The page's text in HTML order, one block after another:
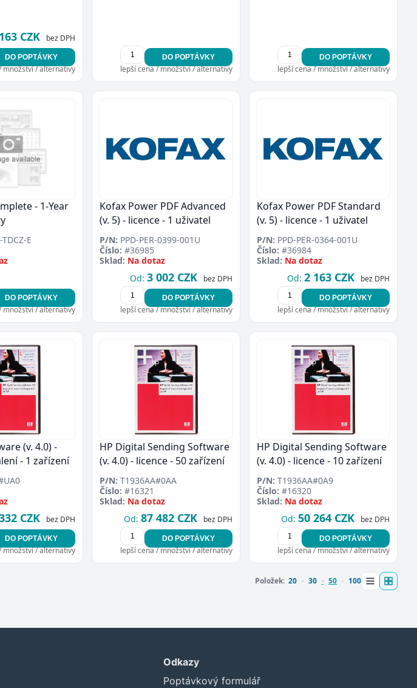
Přejít do poptávky
CZK bez DPH
DO POPTÁVKY
množství / alternativy
DO POPTÁVKY
lepší cena / množství / alternativy
DO POPTÁVKY
lepší cena / množství / alternativy
- 1-Year
E
DO POPTÁVKY
množství / alternativy
Kofax Power PDF Advanced
(v. 5) - licence - 1 uživatel
P/N: PPD-PER-0399-001U
Číslo: #36985
Sklad: Na dotaz
Od: 3 002 CZK bez DPH
DO POPTÁVKY
lepší cena / množství / alternativy
Kofax Power PDF Standard
(v. 5) - licence - 1 uživatel
P/N: PPD-PER-0364-001U
Číslo: #36984
Sklad: Na dotaz
Od: 2 163 CZK bez DPH
DO POPTÁVKY
lepší cena / množství / alternativy
(v. 4.0) -
- 1 zařízení
CZK bez DPH
DO POPTÁVKY
množství / alternativy
HP Digital Sending Software
(v. 4.0) - licence - 50 zařízení
P/N: T1936AA#0AA
Číslo: #16321
Sklad: Na dotaz
Od: 87 482 CZK bez DPH
DO POPTÁVKY
lepší cena / množství / alternativy
HP Digital Sending Software
(v. 4.0) - licence - 10 zařízení
P/N: T1936AA#0A9
Číslo: #16320
Sklad: Na dotaz
Od: 50 264 CZK bez DPH
DO POPTÁVKY
lepší cena / množství / alternativy
Položek: 20 30 50 100
Odkazy
Poptávkový formulář